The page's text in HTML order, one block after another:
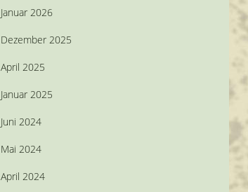
Januar 2026
Dezember 2025
April 2025
Januar 2025
Juni 2024
Mai 2024
April 2024